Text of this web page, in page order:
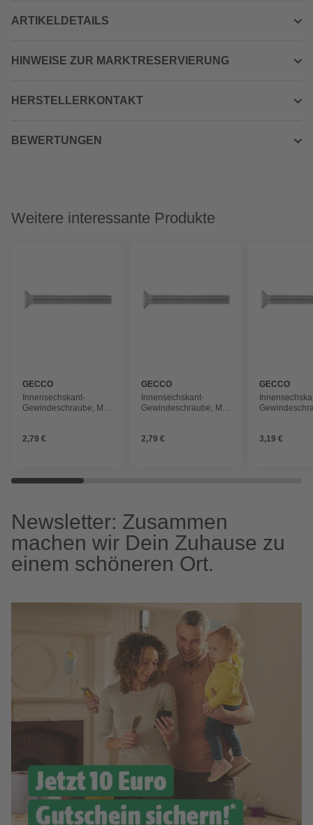
ARTIKELDETAILS
HINWEISE ZUR MARKTRESERVIERUNG
HERSTELLERKONTAKT
BEWERTUNGEN
Weitere interessante Produkte
GECCO
Innensechskant-
Gewindeschraube, M5
2,79 €
GECCO
Innensechskant-
Gewindeschraube, M5
2,79 €
GECCO
3,19 €
Newsletter: Zusammen
machen wir Dein Zuhause zu
einem schöneren Ort.